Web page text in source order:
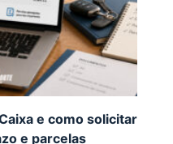
e como solicitar
e parcelas